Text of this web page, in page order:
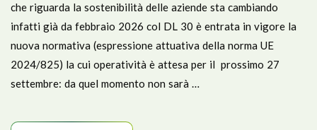
che riguarda la sostenibilità delle aziende sta cambiando
infatti già da febbraio 2026 col DL 30 è entrata in vigore la
nuova normativa (espressione attuativa della norma UE
2024/825) la cui operatività è attesa per il prossimo 27
settembre: da quel momento non sarà …